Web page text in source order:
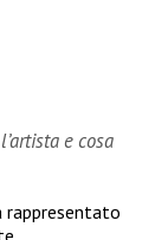
e cosa
rappresentato